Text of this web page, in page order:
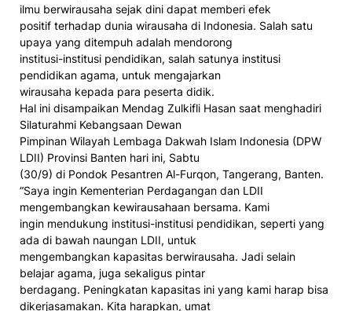
ilmu berwirausaha sejak dini dapat memberi efek
positif terhadap dunia wirausaha di Indonesia. Salah satu
upaya yang ditempuh adalah mendorong
institusi-institusi pendidikan, salah satunya institusi
pendidikan agama, untuk mengajarkan
wirausaha kepada para peserta didik.
Hal ini disampaikan Mendag Zulkifli Hasan saat menghadiri
Silaturahmi Kebangsaan Dewan
Pimpinan Wilayah Lembaga Dakwah Islam Indonesia (DPW
LDII) Provinsi Banten hari ini, Sabtu
(30/9) di Pondok Pesantren Al-Furqon, Tangerang, Banten.
“Saya ingin Kementerian Perdagangan dan LDII
mengembangkan kewirausahaan bersama. Kami
ingin mendukung institusi-institusi pendidikan, seperti yang
ada di bawah naungan LDII, untuk
mengembangkan kapasitas berwirausaha. Jadi selain
belajar agama, juga sekaligus pintar
berdagang. Peningkatan kapasitas ini yang kami harap bisa
dikerjasamakan. Kita harapkan, umat